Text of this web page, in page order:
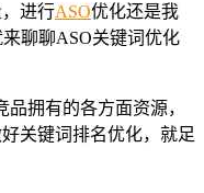
进行ASO优化还是我
聊聊ASO关键词优化
品拥有的各方面资源，
关键词排名优化，就足